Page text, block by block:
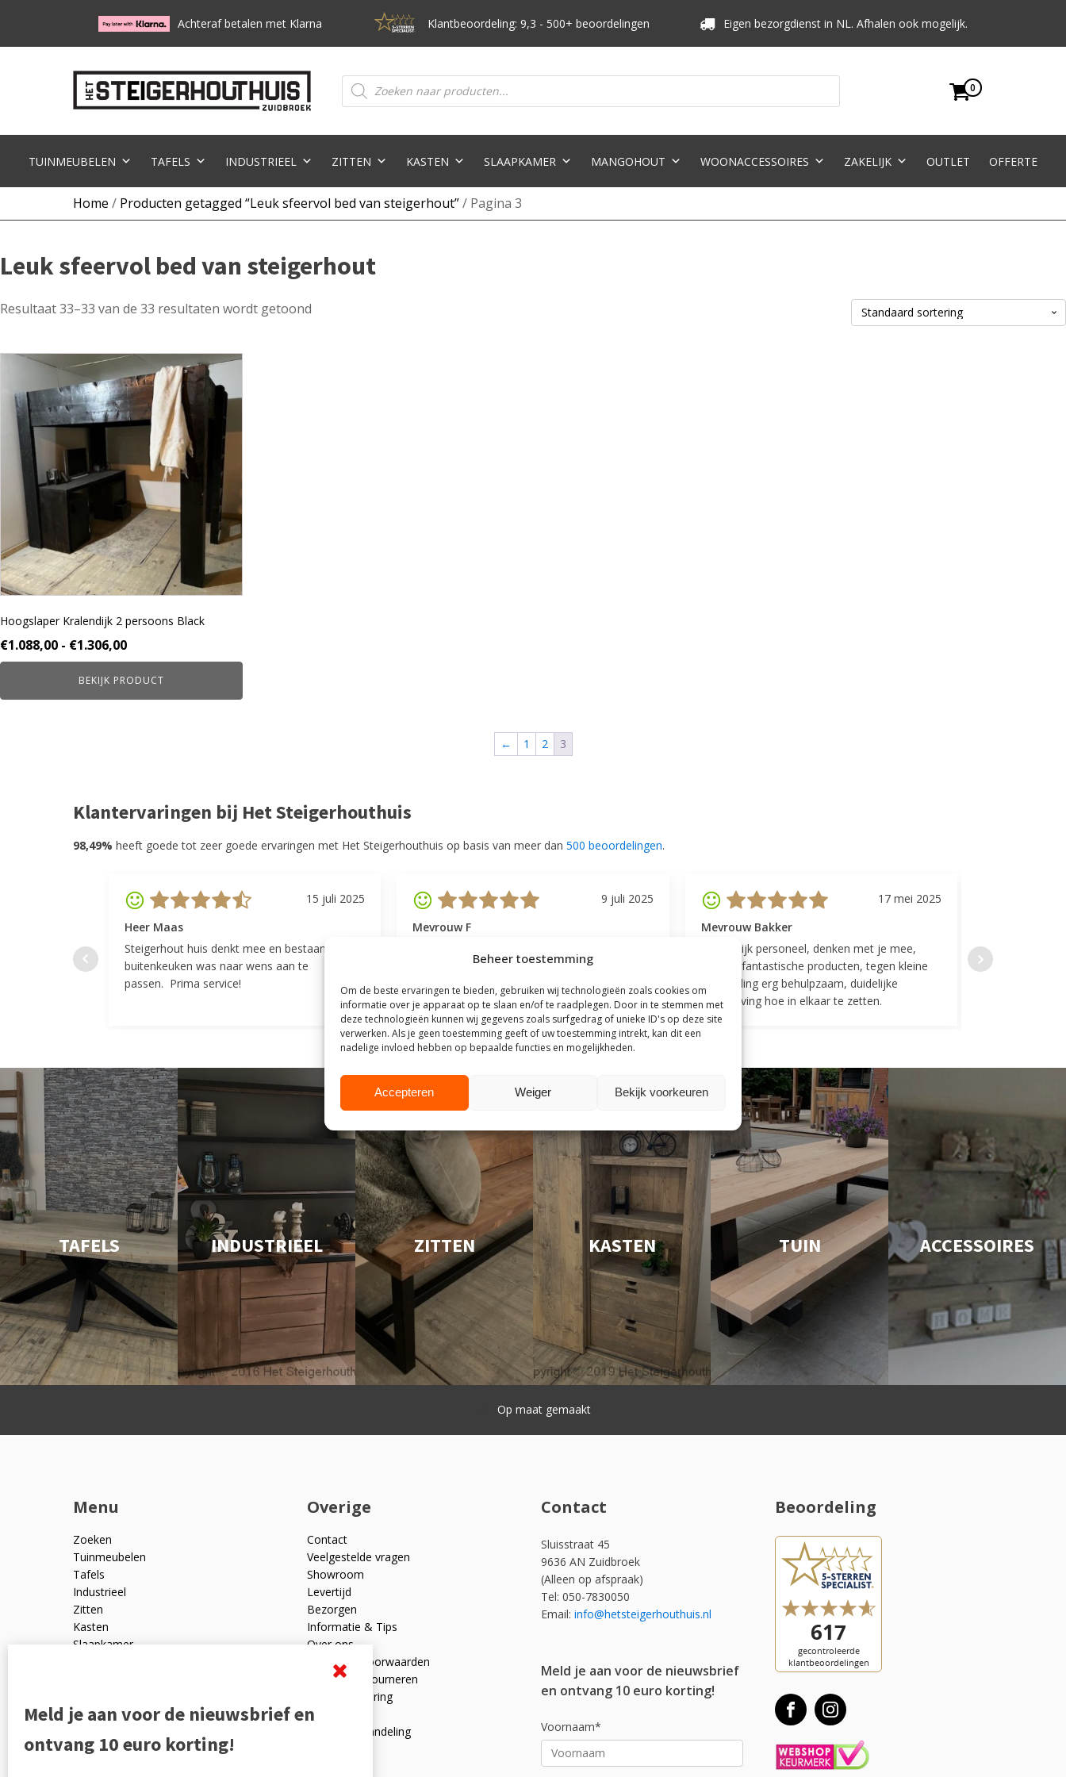
Beheer toestemming
Om de beste ervaringen te bieden, gebruiken wij technologieën zoals cookies om
informatie over je apparaat op te slaan en/of te raadplegen. Door in te stemmen met
deze technologieën kunnen wij gegevens zoals surfgedrag of unieke ID's op deze site
verwerken. Als je geen toestemming geeft of uw toestemming intrekt, kan dit een
nadelige invloed hebben op bepaalde functies en mogelijkheden.
Accepteren Weiger Bekijk voorkeuren
Achteraf betalen met Klarna Klantbeoordeling: 9,3 - 500+ beoordelingen Eigen bezorgdienst in NL. Afhalen ook mogelijk.
Producten
zoeken
0
TUINMEUBELEN TAFELS INDUSTRIEEL ZITTEN KASTEN SLAAPKAMER MANGOHOUT WOONACCESSOIRES ZAKELIJK OUTLET OFFERTE
Home / Producten getagged “Leuk sfeervol bed van steigerhout”/ Pagina 3
Leuk sfeervol bed van steigerhout
Resultaat 33–33 van de 33 resultaten wordt getoond
Hoogslaper Kralendijk 2 persoons Black
€1.088,00 - €1.306,00Prijsklasse:
€1.088,00
tot
€1.306,00
BEKIJK PRODUCT
heeft
meerdere
variaties.
Deze
optie
gekozen
worden
de
productpagina
← 1 2 3
Klantervaringen bij Het Steigerhouthuis
98,49% heeft goede tot zeer goede ervaringen met Het Steigerhouthuis op basis van meer dan 500 beoordelingen.
15 juli 2025
Heer Maas
Steigerhout huis denkt mee en bestaande
buitenkeuken was naar wens aan te
passen. Prima service!
9 juli 2025
Mevrouw F
17 mei 2025
Mevrouw Bakker
Vriendelijk personeel, denken met je mee,
leveren fantastische producten, tegen kleine
vergoeding erg behulpzaam, duidelijke
beschrijving hoe in elkaar te zetten.
Top geregeld!
indelingen die
TAFELS INDUSTRIEEL ZITTEN KASTEN TUIN ACCESSOIRES
Menu
Zoeken
Tuinmeubelen
Tafels
Industrieel
Zitten
Kasten
Slaapkamer
Outlet
Overige
Contact
Veelgestelde vragen
Showroom
Levertijd
Bezorgen
Informatie & Tips
Over ons
Algemene voorwaarden
Ruilen en retourneren
Privacyverklaring
Reviewpolicy
Klachtenafhandeling
Contact
Sluisstraat 45
9636 AN Zuidbroek
(Alleen op afspraak)
Tel: 050-7830050
Email: info@hetsteigerhouthuis.nl
Meld je aan voor de nieuwsbrief
en ontvang 10 euro korting!
Voornaam*
Beoordeling
Meld je aan voor de nieuwsbrief en
ontvang 10 euro korting!